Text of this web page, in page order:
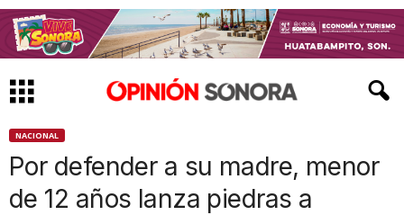
NACIONAL
Por defender a su madre, menor
de 12 años lanza piedras a